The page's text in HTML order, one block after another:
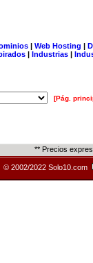
| Web Hosting |
| Industrias |
[Pág.
** Precios
© 2002/2022 Solo10.com